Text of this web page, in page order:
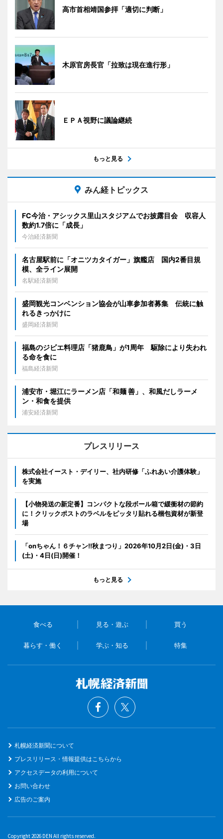
高市首相靖国参拝「適切に判断」
木原官房長官「拉致は現在進行形」
ＥＰＡ視野に議論継続
もっと見る
みん経トピックス
FC今治・アシックス里山スタジアムでお披露目会 収容人
数約1.7倍に「成長」
今治経済新聞
名古屋駅前に「オニツカタイガー」旗艦店 国内2番目規
模、全ライン展開
名駅経済新聞
盛岡観光コンベンション協会が山車参加者募集 伝統に触
れるきっかけに
盛岡経済新聞
福島のジビエ料理店「猪鹿鳥」が1周年 駆除により失われ
る命を食に
福島経済新聞
浦安市・堀江にラーメン店「和麺 善」、和風だしラーメ
ン・和食を提供
浦安経済新聞
プレスリリース
株式会社イースト・デイリー、社内研修「ふれあい介護体験」
を実施
【小物発送の新定番】コンパクトな段ボール箱で緩衝材の節約
に！クリックポストのラベルをピッタリ貼れる梱包資材が新登
場
「onちゃん！６チャン!!秋まつり」2026年10月2日(金)・3日
(土)・4日(日)開催！
もっと見る
食べる 見る・遊ぶ 買う
暮らす・働く 学ぶ・知る 特集
札幌経済新聞について
プレスリリース・情報提供はこちらから
アクセスデータの利用について
お問い合わせ
広告のご案内
Copyright 2026 DEN All rights reserved.